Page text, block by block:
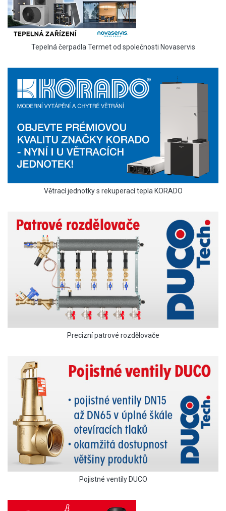
Tepelná čerpadla Termet od společnosti Novaservis
Větrací jednotky s rekuperací tepla KORADO
Precizní patrové rozdělovače
Pojistné ventily DUCO